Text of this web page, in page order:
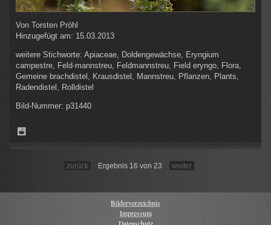
Von Torsten Pröhl
Hinzugefügt am: 15.03.2013
weitere Stichworte: Apiaceae, Doldengewächse, Eryngium
campestre, Feld-mannstreu, Feldmannstreu, Field eryngo, Flora,
Gemeine brachdistel, Krausdistel, Mannstreu, Pflanzen, Plants,
Radendistel, Rolldistel
Bild-Nummer: p31440
zurück Ergebnis 16 von 23 weiter
Bilderverzeichnis
Impressum